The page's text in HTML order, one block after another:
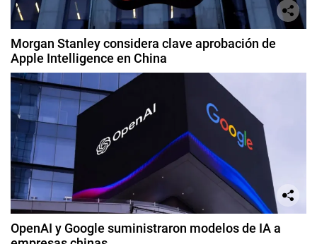
Morgan Stanley considera clave aprobación de
Apple Intelligence en China
OpenAI y Google suministraron modelos de IA a